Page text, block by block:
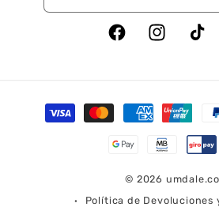
FacebookInstagramTikTok
Formas
de
© 2026
Política de Devoluciones